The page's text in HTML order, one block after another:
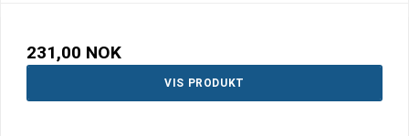
231,00 NOK
VIS PRODUKT